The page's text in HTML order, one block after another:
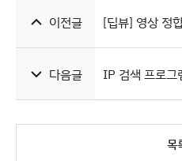
이전글 [딥뷰] 영상 정
다음글 IP 검색 프로그
목